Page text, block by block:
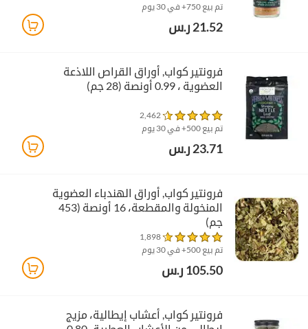
تم بيع 750+ في 30 يوم
21.52 ر.س
فرونتير كواب‏, أوراق القراص اللاذعة
العضوية ، 0.99 أونصة (28 جم)
2,462
تم بيع 500+ في 30 يوم
23.71 ر.س
فرونتير كواب‏, أوراق الهندباء العضوية
المنخولة والمقطعة، 16 أونصة (453
جم)
1,898
تم بيع 500+ في 30 يوم
105.50 ر.س
فرونتير كواب‏, أعشاب إيطالية، مزيج